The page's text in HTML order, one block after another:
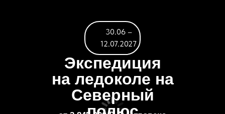
Экспедиция
на ледоколе на
Северный
30.06 –
12.07.2027